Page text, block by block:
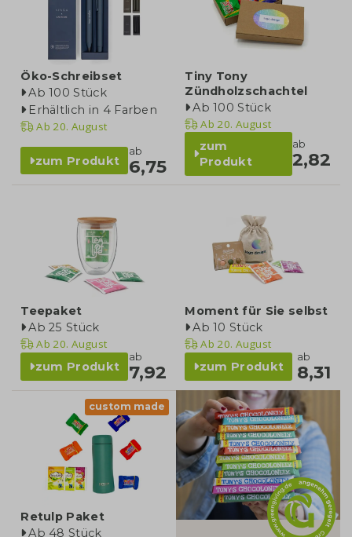
Öko-Schreibset
Ab 100 Stück
Erhältlich in 4 Farben
Ab 20. August
zum Produkt
ab
6,75
Tiny Tony
Zündholzschachtel
Ab 100 Stück
Ab 20. August
zum
Produkt
ab
2,82
Teepaket
Ab 25 Stück
Ab 20. August
zum Produkt
ab
7,92
Moment für Sie selbst
Ab 10 Stück
Ab 20. August
zum Produkt
ab
8,31
custom made
Retulp Paket
Ab 48 Stück
kategorie